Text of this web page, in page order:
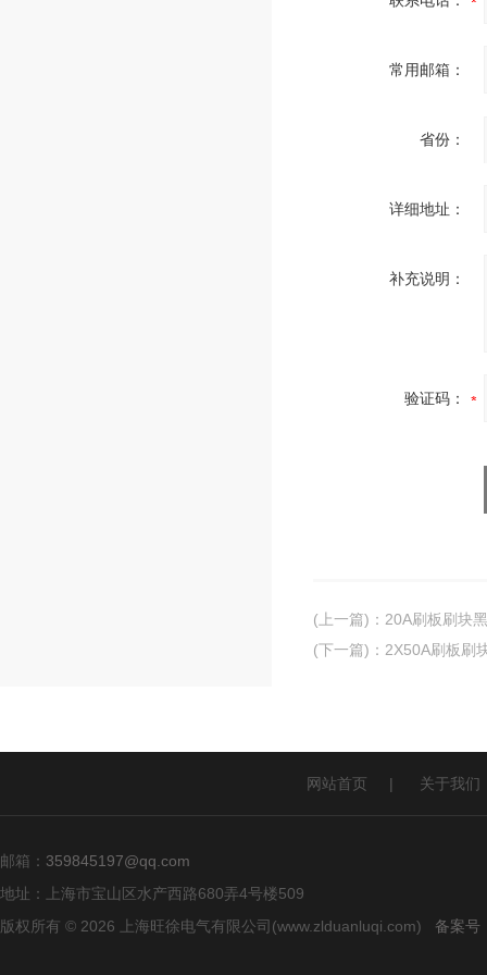
常用邮箱：
省份：
详细地址：
补充说明：
验证码：
(上一篇) ： 20A刷板刷块
(下一篇) ： 2X50A刷板刷
网站首页 | 关于我们
邮箱： 359845197@qq.com
地址：上海市宝山区水产西路680弄4号楼509
版权所有 © 2026 上海旺徐电气有限公司(www.zlduanluqi.com) 备案号